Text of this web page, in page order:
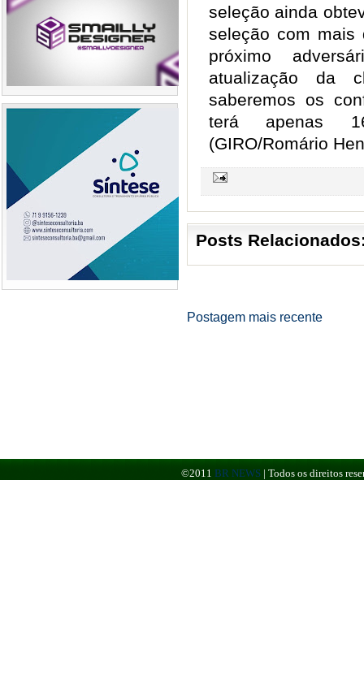
seleção ainda
seleção com mais
próximo
atualização da
saberemos os
terá apenas
(GIRO/Romário
Posts
Postagem mais recente
©2011 BR NEWS | Todos os direitos